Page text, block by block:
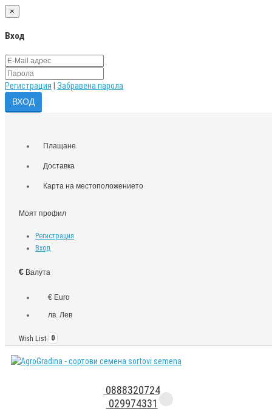
×
Вход
Регистрация Забравена парола
Плащане
Доставка
Карта на местоположението
Моят профил
Регистрация
Вход
€ Валута
€ Euro
лв. Лев
Wish List 0
0888320724
029974331